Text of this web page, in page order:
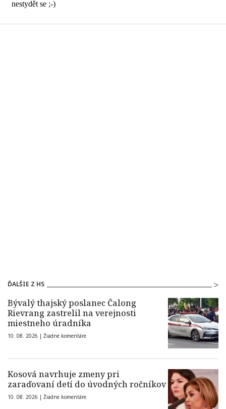
ĎALŠIE Z HS
Bývalý thajský poslanec Čalong
Rievrang zastrelil na verejnosti
miestneho úradníka
10. 08. 2026 | Žiadne komentáre
Kosová navrhuje zmeny pri
zaraďovaní detí do úvodných ročníkov
10. 08. 2026 | Žiadne komentáre